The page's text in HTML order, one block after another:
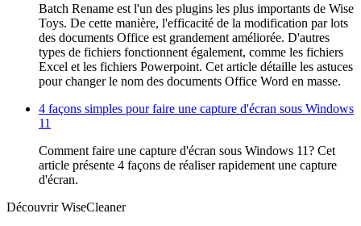
Batch Rename est l'un des plugins les plus importants de Wise
Toys. De cette manière, l'efficacité de la modification par lots
des documents Office est grandement améliorée. D'autres
types de fichiers fonctionnent également, comme les fichiers
Excel et les fichiers Powerpoint. Cet article détaille les astuces
pour changer le nom des documents Office Word en masse.
4 façons simples pour faire une capture d'écran sous Windows
11
Comment faire une capture d'écran sous Windows 11? Cet
article présente 4 façons de réaliser rapidement une capture
d'écran.
Découvrir WiseCleaner